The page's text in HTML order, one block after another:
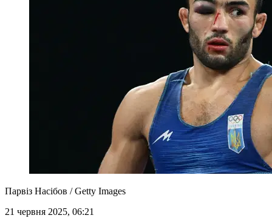
Парвіз Насібов / Getty Images
21 червня 2025, 06:21